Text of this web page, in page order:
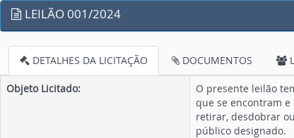
LEILÃO 001/2024
DETALHES DA LICITAÇÃO DOCUMENTOS
Objeto Licitado:
O presente leilão
que se encontram e
retirar, desdobrar
público designado.